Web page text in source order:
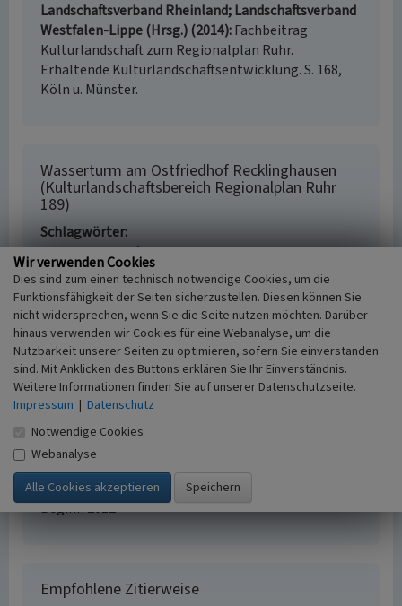
Landschaftsverband Rheinland; Landschaftsverband
Westfalen-Lippe (Hrsg.) (2014) Fachbeitrag
Kulturlandschaft zum Regionalplan Ruhr.
Erhaltende Kulturlandschaftsentwicklung. S. 168,
Köln u. Münster.
Wasserturm am Ostfriedhof Recklinghausen
(Kulturlandschaftsbereich Regionalplan Ruhr
189)
Schlagwörter
Kulturlandschaftsbereich Wasserturm
Straße / Hausnummer
Höhenweg
Ort
45665 Recklinghausen
Fachsicht(en)
Kulturlandschaftspflege, Denkmalpflege,
Landeskunde, Raumplanung
Erfassungsmaßstab
i.d.R. 1:25.000 (kleiner als 1:20.000)
Erfassungsmethode
Literaturauswertung, Archivauswertung
Historischer Zeitraum
Beginn 2012
Empfohlene Zitierweise
Wir verwenden Cookies
Dies sind zum einen technisch notwendige Cookies, um die
Funktionsfähigkeit der Seiten sicherzustellen. Diesen können Sie
nicht widersprechen, wenn Sie die Seite nutzen möchten. Darüber
hinaus verwenden wir Cookies für eine Webanalyse, um die
Nutzbarkeit unserer Seiten zu optimieren, sofern Sie einverstanden
sind. Mit Anklicken des Buttons erklären Sie Ihr Einverständnis.
Weitere Informationen finden Sie auf unserer Datenschutzseite.
Impressum | Datenschutz
Notwendige Cookies
Webanalyse